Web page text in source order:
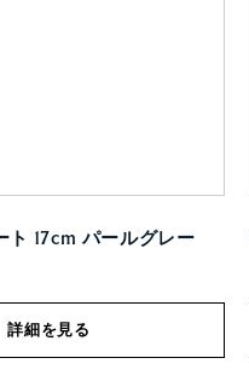
ト 17cm パールグレー
詳細を見る